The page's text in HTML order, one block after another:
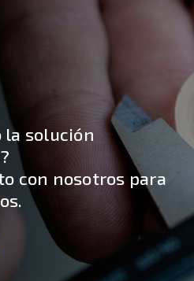
la solución
con nosotros para